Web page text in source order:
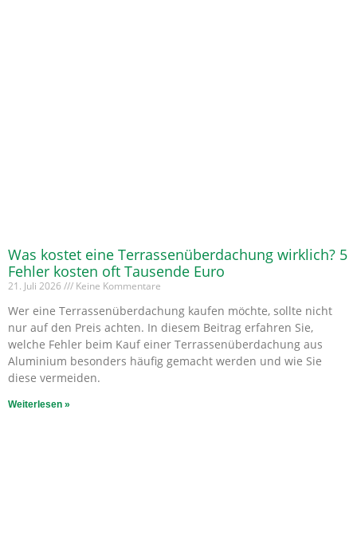
Was kostet eine Terrassenüberdachung wirklich? 5
Fehler kosten oft Tausende Euro
21. Juli 2026 Keine Kommentare
Wer eine Terrassenüberdachung kaufen möchte, sollte nicht
nur auf den Preis achten. In diesem Beitrag erfahren Sie,
welche Fehler beim Kauf einer Terrassenüberdachung aus
Aluminium besonders häufig gemacht werden und wie Sie
diese vermeiden.
Weiterlesen »